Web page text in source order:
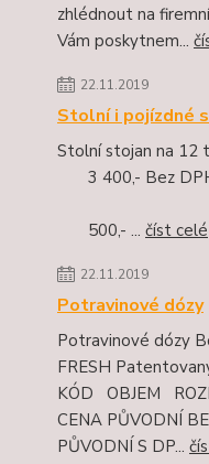
zhlédnout na
Vám poskytnem...
22.11.2019
Stolní i pojízdné
Stolní stojan na
3 400,- Bez
500,- ... číst celé
22.11.2019
Potravinové dózy
Potravinové dózy
FRESH
KÓD OBJEM
CENA PŮVODNÍ
PŮVODNÍ S DP...